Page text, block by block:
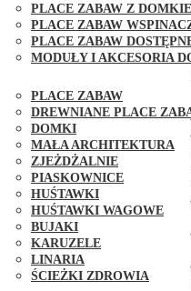
PLACE ZABAW Z
PLACE ZABAW
PLACE ZABAW
MODUŁY I AKCESORIA
PLACE ZABAW
DREWNIANE PLACE
DOMKI
MAŁA ARCHITEKTURA
ZJEŻDŻALNIE
PIASKOWNICE
HUŚTAWKI
HUŚTAWKI WAGOWE
BUJAKI
KARUZELE
LINARIA
ŚCIEŻKI ZDROWIA